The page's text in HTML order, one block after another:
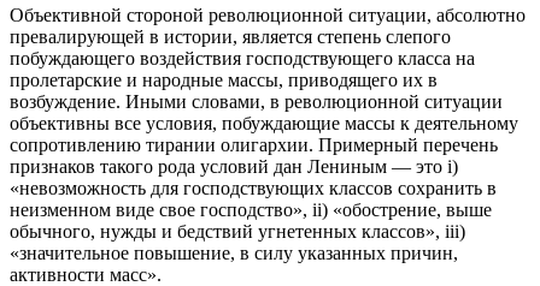
Объективной стороной революционной ситуации, абсолютно
превалирующей в истории, является степень слепого
побуждающего воздействия господствующего класса на
пролетарские и народные массы, приводящего их в
возбуждение. Иными словами, в революционной ситуации
объективны все условия, побуждающие массы к деятельному
сопротивлению тирании олигархии. Примерный перечень
признаков такого рода условий дан Лениным — это i)
«невозможность для господствующих классов сохранить в
неизменном виде свое господство», ii) «обострение, выше
обычного, нужды и бедствий угнетенных классов», iii)
«значительное повышение, в силу указанных причин,
активности масс».